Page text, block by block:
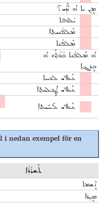
ܡܷܢ ܝܐ ܐܘ ܐܰܕܰܝ؟
ܝܳܠܘܦܐ
ܡܰܠܦܳܢܝܬ݂ܐ
ܡܰܠܦܳܢܐ
ܐܘ ܡܰܠܦܳܢܐ ܟܳܟܳܬ݂ܰܘ ܐܘ
ܗܷܪܓܐ
ܥܰܠ ܐܝ ܠܘܚܐ
ܥܰܠ ܐܝ ܛܷܒܠܝܬ݂ܐ
ܥܰܠ ܐܝ ܠܰܚܰܝܬܐ
nedan exempel för en
ܬܰܫܪܳܪܳܐ
ܐܷܫܡܐ
ܣܷܕܪܐ